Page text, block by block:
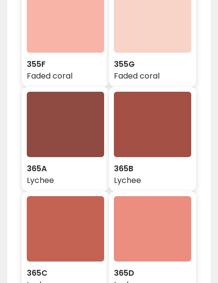
355F
Faded coral
355G
Faded coral
365A
Lychee
365B
Lychee
365C
365D